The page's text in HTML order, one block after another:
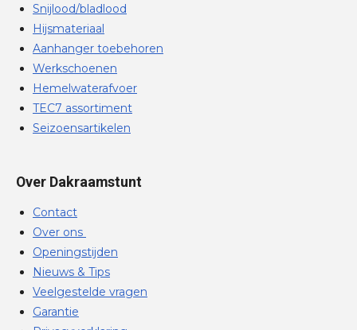
Snijlood/bladlood
Hijsmateriaal
Aanhanger toebehoren
Werkschoenen
Hemelwaterafvoer
TEC7 assortiment
Seizoensartikelen
Over Dakraamstunt
Contact
Over ons
Openingstijden
Nieuws & Tips
Veelgestelde vragen
Garantie